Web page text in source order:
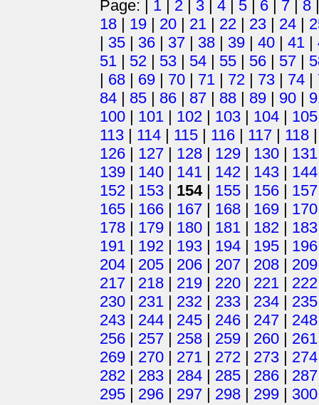
Page: | 1 | 2 | 3 | 4 | 5 | 6 | 7 | 8
18 | 19 | 20 | 21 | 22 | 23 | 24 |
| 35 | 36 | 37 | 38 | 39 | 40 | 41 |
51 | 52 | 53 | 54 | 55 | 56 | 57 |
| 68 | 69 | 70 | 71 | 72 | 73 | 74 |
84 | 85 | 86 | 87 | 88 | 89 | 90 |
100 | 101 | 102 | 103 | 104 | 105
113 | 114 | 115 | 116 | 117 | 118
126 | 127 | 128 | 129 | 130 | 131
139 | 140 | 141 | 142 | 143 | 144
152 | 153 | 154| 155 | 156 | 157
165 | 166 | 167 | 168 | 169 | 170
178 | 179 | 180 | 181 | 182 | 183
191 | 192 | 193 | 194 | 195 | 196
204 | 205 | 206 | 207 | 208 | 209
217 | 218 | 219 | 220 | 221 | 222
230 | 231 | 232 | 233 | 234 | 235
243 | 244 | 245 | 246 | 247 | 248
256 | 257 | 258 | 259 | 260 | 261
269 | 270 | 271 | 272 | 273 | 274
282 | 283 | 284 | 285 | 286 | 287
295 | 296 | 297 | 298 | 299 | 300